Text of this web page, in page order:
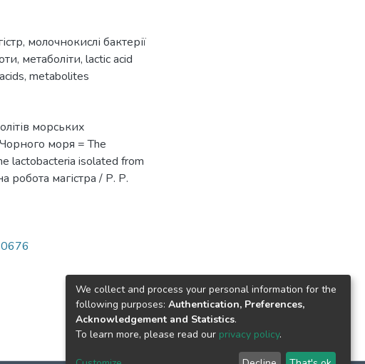
, молочнокислі бактерії
, метаболіти, lactic acid
, metabolites
морських
моря = The
lactobacteria isolated from
робота магістра / Р. Р.
We collect and process your personal information for the
following purposes: Authentication, Preferences,
Acknowledgement and Statistics.
To learn more, please read our privacy policy.